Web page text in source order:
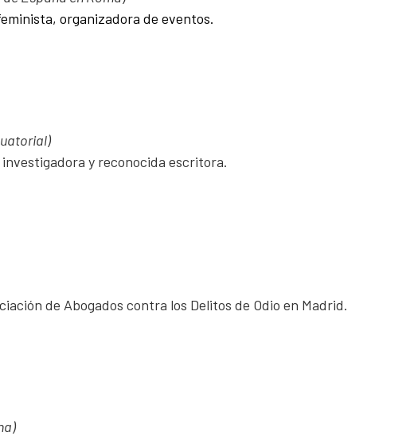
organizadora de eventos.
y reconocida escritora.
de Abogados contra los Delitos de Odio en Madrid.